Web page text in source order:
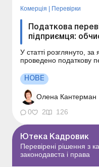
Комерція | Перевірки
Податкова
підприємця:
У статті розглянуто,
проведено податкову
період карантину та воєнного
сьогодні можуть
Більшість
Олена Кантерман
НОВЕ
0 2 126
Ютека Кадровик
Перевірені рішення з
законодавста і права